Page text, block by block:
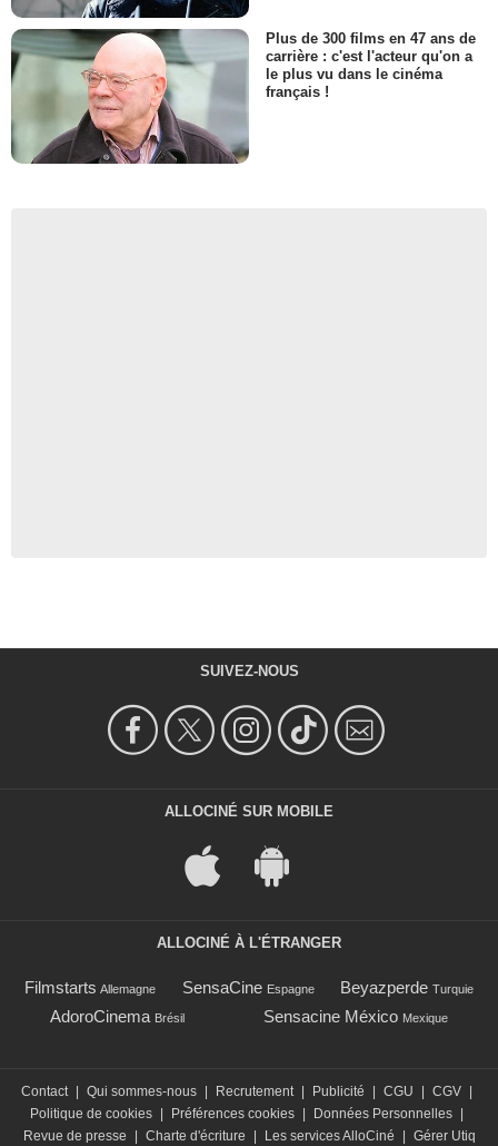
Plus de 300 films en 47 ans de
carrière : c'est l'acteur qu'on a
le plus vu dans le cinéma
français !
SUIVEZ-NOUS
ALLOCINÉ SUR MOBILE
ALLOCINÉ À L'ÉTRANGER
Filmstarts Allemagne SensaCine Espagne Beyazperde Turquie
AdoroCinema Brésil Sensacine México Mexique
Contact | Qui sommes-nous | Recrutement | Publicité | CGU | CGV |
Politique de cookies | Préférences cookies | Données Personnelles |
Revue de presse
| Charte d'écriture | Les services AlloCiné | Gérer Utiq